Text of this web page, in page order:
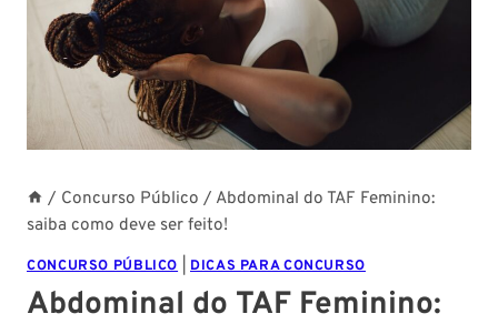
/ Concurso Público / Abdominal do TAF Feminino:
saiba como deve ser feito!
CONCURSO PÚBLICO DICAS PARA CONCURSO
Abdominal do TAF Feminino: